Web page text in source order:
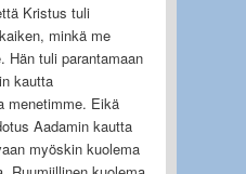
Kristus tuli
minkä me
Hän tuli parantamaan
kautta
menetimme. Eikä
Aadamin kautta
myöskin kuolema